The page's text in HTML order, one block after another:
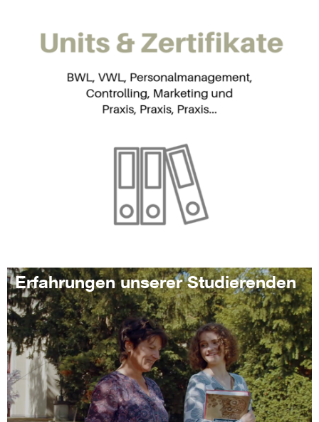
Erfahrungen unserer Studierenden